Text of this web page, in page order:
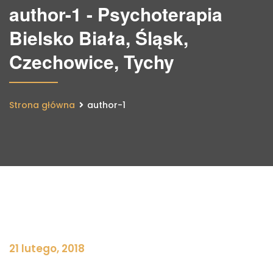
author-1 - Psychoterapia
Bielsko Biała, Śląsk,
Czechowice, Tychy
Strona główna author-1
21 lutego, 2018